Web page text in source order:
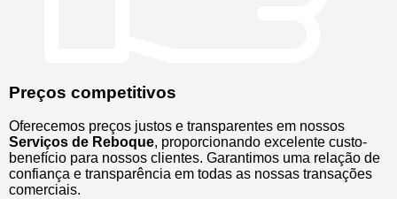
Preços competitivos
Oferecemos preços justos e transparentes em nossos
Serviços de Reboque, proporcionando excelente custo-
benefício para nossos clientes. Garantimos uma relação de
confiança e transparência em todas as nossas transações
comerciais.